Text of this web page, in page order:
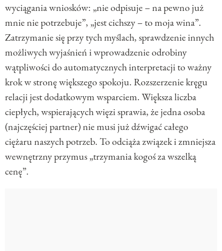
wyciągania wniosków: „nie odpisuje – na pewno już
mnie nie potrzebuje”, „jest cichszy – to moja wina”.
Zatrzymanie się przy tych myślach, sprawdzenie innych
możliwych wyjaśnień i wprowadzenie odrobiny
wątpliwości do automatycznych interpretacji to ważny
krok w stronę większego spokoju. Rozszerzenie kręgu
relacji jest dodatkowym wsparciem. Większa liczba
ciepłych, wspierających więzi sprawia, że jedna osoba
(najczęściej partner) nie musi już dźwigać całego
ciężaru naszych potrzeb. To odciąża związek i zmniejsza
wewnętrzny przymus „trzymania kogoś za wszelką
cenę”.